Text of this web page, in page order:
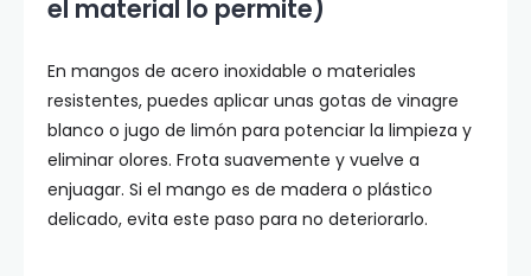
el material lo permite)
En mangos de acero inoxidable o materiales
resistentes, puedes aplicar unas gotas de vinagre
blanco o jugo de limón para potenciar la limpieza y
eliminar olores. Frota suavemente y vuelve a
enjuagar. Si el mango es de madera o plástico
delicado, evita este paso para no deteriorarlo.